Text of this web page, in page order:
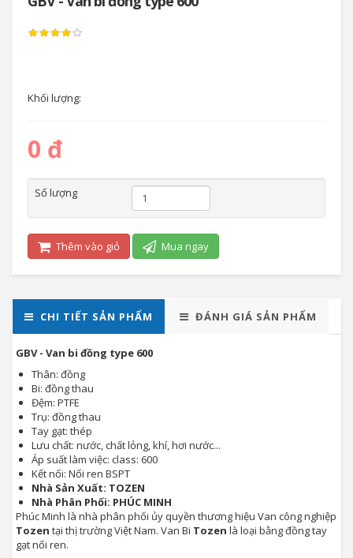
Khối lượng:
0 đ
Số lượng
Thêm vào giỏ Mua ngay
CHI TIẾT SẢN PHẨM ĐÁNH GIÁ SẢN PHẨM
GBV - Van bi đồng type 600
Thân: đồng
Bi: đồng thau
Đệm: PTFE
Trụ: đồng thau
Tay gạt: thép
Lưu chất: nước, chất lỏng, khí, hơi nước...
Áp suất làm việc: class: 600
Kết nối: Nối ren BSPT
Nhà Sản Xuất: TOZEN
Nhà Phân Phối: PHÚC MINH
Phúc Minh là nhà phân phối ủy quyền thương hiệu Van công nghiệp
Tozen tại thị trường Việt Nam. Van Bi Tozen là loại bằng đồng tay
gạt nối ren.